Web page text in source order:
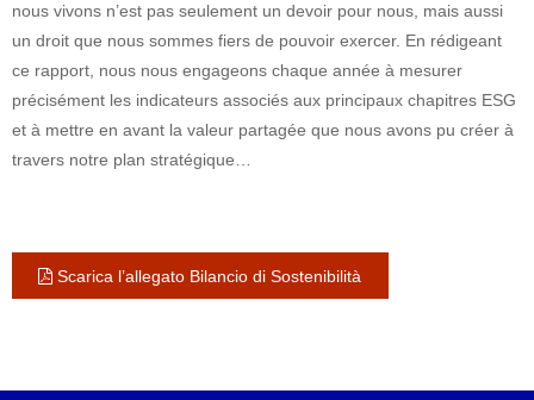
nous vivons n’est pas seulement un devoir pour nous, mais aussi
un droit que nous sommes fiers de pouvoir exercer. En rédigeant
ce rapport, nous nous engageons chaque année à mesurer
précisément les indicateurs associés aux principaux chapitres ESG
et à mettre en avant la valeur partagée que nous avons pu créer à
travers notre plan stratégique…
Scarica l’allegato Bilancio di Sostenibilità